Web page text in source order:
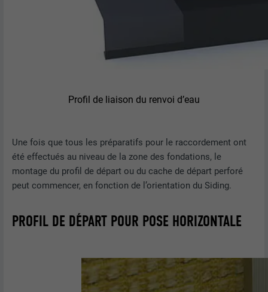
Profil de liaison du renvoi d’eau
Une fois que tous les préparatifs pour le raccordement ont
été effectués au niveau de la zone des fondations, le
montage du profil de départ ou du cache de départ perforé
peut commencer, en fonction de l’orientation du Siding.
PROFIL DE DÉPART POUR POSE HORIZONTALE